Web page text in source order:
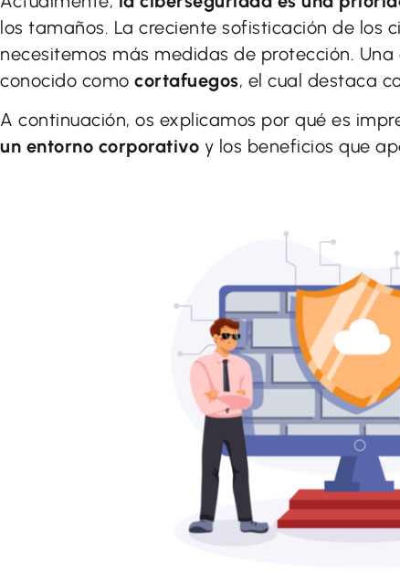
los tamaños. La creciente sofisticación de los
necesitemos más medidas de protección. Una
conocido como cortafuegos, el cual destaca
A continuación, os explicamos por qué es
un entorno corporativo y los beneficios que